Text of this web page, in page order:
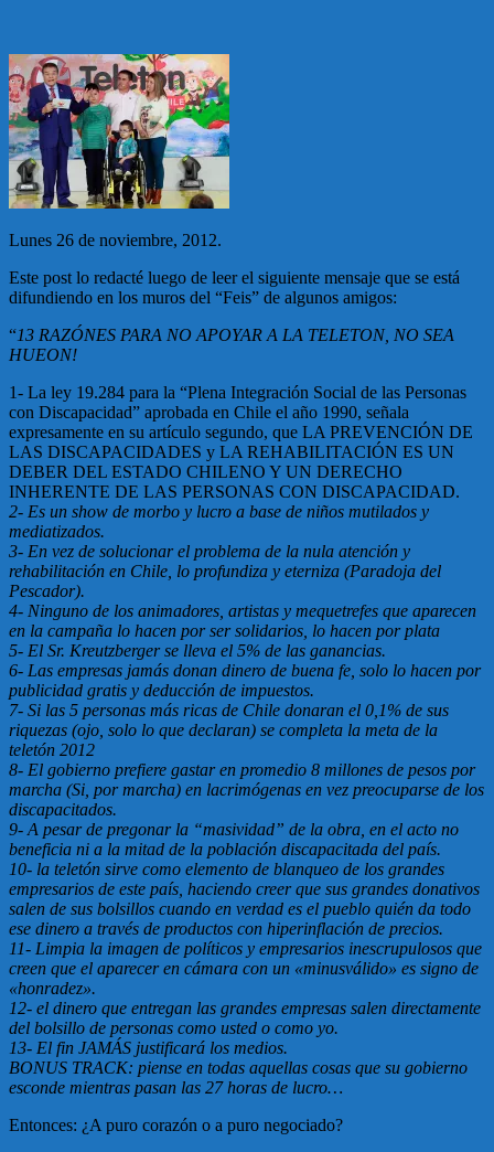
Lunes 26 de noviembre, 2012.
Este post lo redacté luego de leer el siguiente mensaje que se está
difundiendo en los muros del “Feis” de algunos amigos:
“13 RAZÓNES PARA NO APOYAR A LA TELETON, NO SEA
HUEON!
1- La ley 19.284 para la “Plena Integración Social de las Personas
con Discapacidad” aprobada en Chile el año 1990, señala
expresamente en su artículo segundo, que LA PREVENCIÓN DE
LAS DISCAPACIDADES y LA REHABILITACIÓN ES UN
DEBER DEL ESTADO CHILENO Y UN DERECHO
INHERENTE DE LAS PERSONAS CON DISCAPACIDAD.
2- Es un show de morbo y lucro a base de niños mutilados y
mediatizados.
3- En vez de solucionar el problema de la nula atención y
rehabilitación en Chile, lo profundiza y eterniza (Paradoja del
Pescador).
4- Ninguno de los animadores, artistas y mequetrefes que aparecen
en la campaña lo hacen por ser solidarios, lo hacen por plata
5- El Sr. Kreutzberger se lleva el 5% de las ganancias.
6- Las empresas jamás donan dinero de buena fe, solo lo hacen por
publicidad gratis y deducción de impuestos.
7- Si las 5 personas más ricas de Chile donaran el 0,1% de sus
riquezas (ojo, solo lo que declaran) se completa la meta de la
teletón 2012
8- El gobierno prefiere gastar en promedio 8 millones de pesos por
marcha (Si, por marcha) en lacrimógenas en vez preocuparse de los
discapacitados.
9- A pesar de pregonar la “masividad” de la obra, en el acto no
beneficia ni a la mitad de la población discapacitada del país.
10- la teletón sirve como elemento de blanqueo de los grandes
empresarios de este país, haciendo creer que sus grandes donativos
salen de sus bolsillos cuando en verdad es el pueblo quién da todo
ese dinero a través de productos con hiperinflación de precios.
11- Limpia la imagen de políticos y empresarios inescrupulosos que
creen que el aparecer en cámara con un «minusválido» es signo de
«honradez».
12- el dinero que entregan las grandes empresas salen directamente
del bolsillo de personas como usted o como yo.
13- El fin JAMÁS justificará los medios.
BONUS TRACK: piense en todas aquellas cosas que su gobierno
esconde mientras pasan las 27 horas de lucro…
Entonces: ¿A puro corazón o a puro negociado?